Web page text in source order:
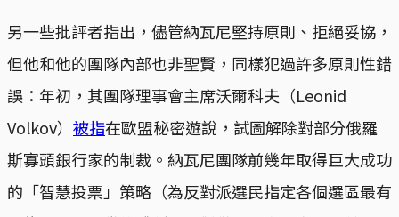
另一些批評者指出，儘管納瓦尼堅持原則、拒絕妥協，
但他和他的團隊內部也非聖賢，同樣犯過許多原則性錯
誤：年初，其團隊理事會主席沃爾科夫（Leonid
Volkov） 被指在歐盟秘密遊說，試圖解除對部分俄羅
斯寡頭銀行家的制裁。納瓦尼團隊前幾年取得巨大成功
的「智慧投票」策略（為反對派選民指定各個選區最有